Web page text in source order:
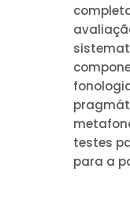
testes
para a